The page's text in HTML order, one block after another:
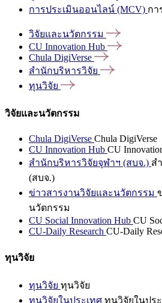
การประเมินออนไลน์ (MCV) กา
วิจัยและนวัตกรรม
CU Innovation Hub
Chula DigiVerse
สำนักบริหารวิจัย
ทุนวิจัย
วิจัยและนวัตกรรม
Chula DigiVerse Chula DigiVerse
CU Innovation Hub CU
สำนักบริหารวิจัยจุฬาฯ (สบจ.) ส
(สบจ.)
ข่าวสารงานวิจัยและนวัตกรรม
นวัตกรรม
CU Social Innovation Hub CU
CU-Daily Research CU-Daily
ทุนวิจัย
ทุนวิจัย ทุนวิจัย
ทุนวิจัยในประเทศ ทุนวิจัยในปร